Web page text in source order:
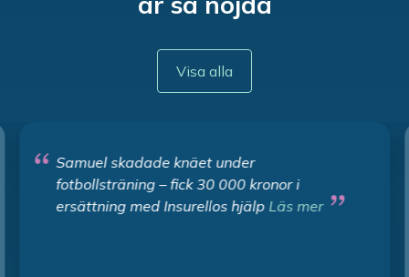
Visa alla
Samuel skadade knäet under
fotbollsträning – fick 30 000 kronor i
ersättning med Insurellos hjälp Läs mer